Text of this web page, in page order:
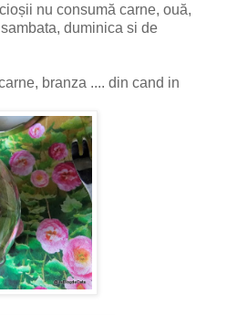
nu consumă carne, ouă,
duminica si de
branza .... din cand in